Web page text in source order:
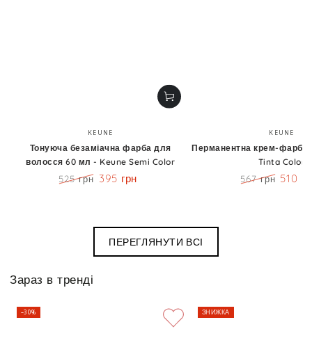
Бренд:
KEUNE
Тонуюча безаміачна фарба для
волосся 60 мл - Keune Semi Color
525 грн 395 грн
KEUNE
Перманентна крем-фарба
Tinta Color
567 грн 510
ПЕРЕГЛЯНУТИ ВСІ
Зараз в тренді
–30% ЗНИЖКА